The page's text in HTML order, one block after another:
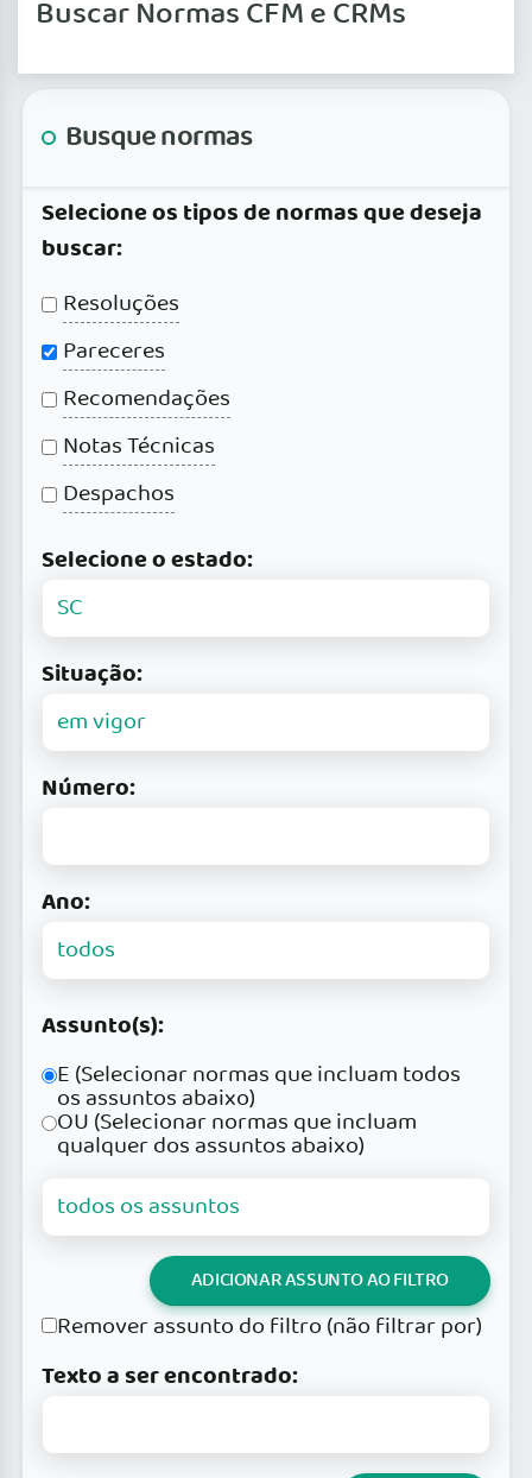
Buscar Normas CFM e CRMs
Busque normas
Selecione os tipos de normas que deseja
buscar:
Resoluções
Pareceres
Recomendações
Notas Técnicas
Despachos
Selecione o estado:
Situação:
Número:
Ano:
Assunto(s):
E (Selecionar normas que incluam todos
os assuntos abaixo)
OU (Selecionar normas que incluam
qualquer dos assuntos abaixo)
ADICIONAR ASSUNTO AO FILTRO
Remover assunto do filtro (não filtrar por)
Texto a ser encontrado: